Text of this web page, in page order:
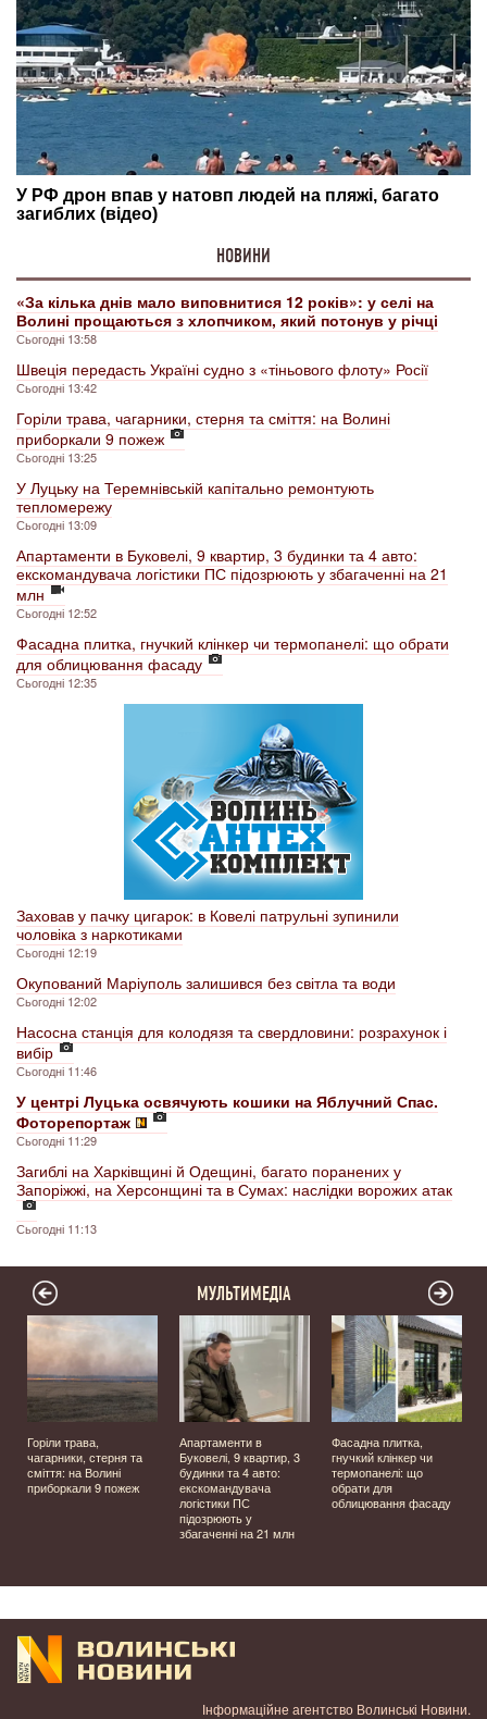
НОВИНИ
«За кілька днів мало виповнитися 12 років»: у селі на
Волині прощаються з хлопчиком, який потонув у річці
Сьогодні 13:58
Швеція передасть Україні судно з «тіньового флоту» Росії
Сьогодні 13:42
Горіли трава, чагарники, стерня та сміття: на Волині
приборкали 9 пожеж
Сьогодні 13:25
У Луцьку на Теремнівській капітально ремонтують
тепломережу
Сьогодні 13:09
Апартаменти в Буковелі, 9 квартир, 3 будинки та 4 авто:
екскомандувача логістики ПС підозрюють у збагаченні на 21
млн
Сьогодні 12:52
Фасадна плитка, гнучкий клінкер чи термопанелі: що обрати
для облицювання фасаду
Сьогодні 12:35
Заховав у пачку цигарок: в Ковелі патрульні зупинили
чоловіка з наркотиками
Сьогодні 12:19
Окупований Маріуполь залишився без світла та води
Сьогодні 12:02
Насосна станція для колодязя та свердловини: розрахунок і
вибір
Сьогодні 11:46
У центрі Луцька освячують кошики на Яблучний Спас.
Фоторепортаж
Сьогодні 11:29
Загиблі на Харківщині й Одещині, багато поранених у
Запоріжжі, на Херсонщині та в Сумах: наслідки ворожих атак
Сьогодні 11:13
МУЛЬТИМЕДІА
Горіли трава,
чагарники, стерня та
сміття: на Волині
приборкали 9 пожеж
Апартаменти в
Буковелі, 9 квартир, 3
будинки та 4 авто:
екскомандувача
логістики ПС
підозрюють у
збагаченні на 21 млн
Фасадна плитка,
гнучкий клінкер чи
термопанелі: що
обрати для
облицювання фасаду
Інформаційне агентство Волинські Новини.